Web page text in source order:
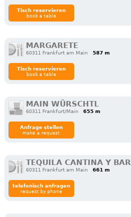
Tisch reservieren
book a table
MARGARETE
60311 Frankfurt am Main 587 m
Tisch reservieren
book a table
MAIN WÜRSCHTL
60311 Frankfurt/Main 655 m
Anfrage stellen
make a request
TEQUILA CANTINA Y BAR
60311 Frankfurt am Main 661 m
telefonisch anfragen
request by phone